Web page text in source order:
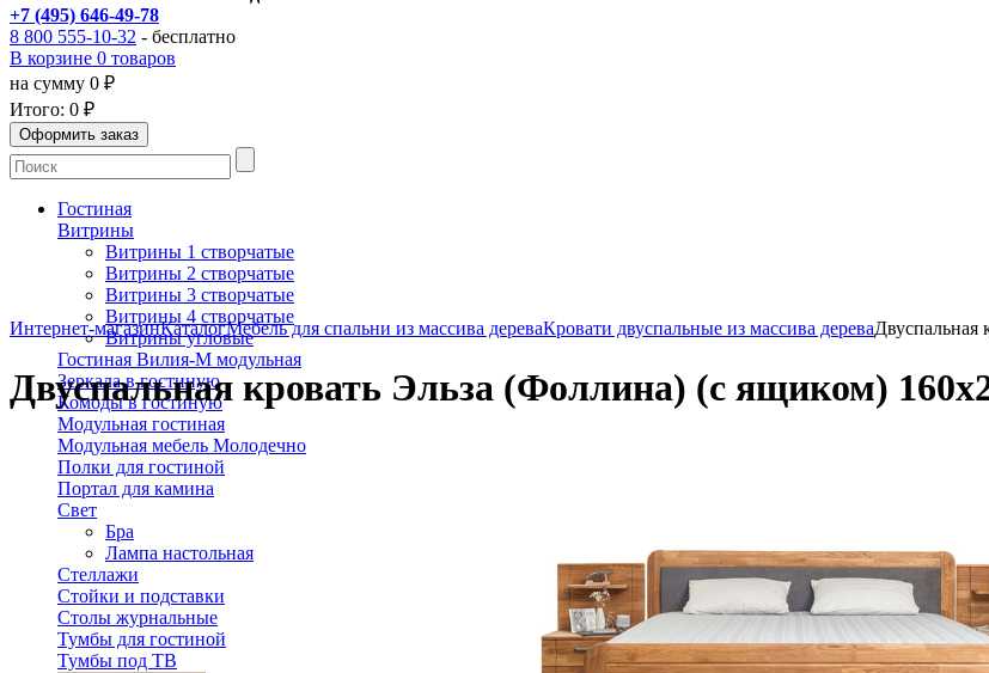
+7 (495) 646-49-78
8 800 555-10-32 - бесплатно
В корзине 0 товаров
на сумму 0 ₽
Итого: 0 ₽
Гостиная
Витрины
Витрины 1 створчатые
Витрины 2 створчатые
Витрины 3 створчатые
Витрины 4 створчатые
Витрины угловые
Гостиная Вилия-М модульная
Зеркала в гостиную
Комоды в гостиную
Модульная гостиная
Модульная мебель Молодечно
Полки для гостиной
Портал для камина
Свет
Бра
Лампа настольная
Стеллажи
Стойки и подставки
Столы журнальные
Тумбы для гостиной
Тумбы под ТВ
Интернет-магазинКаталогМебель для спальни из массива дереваКровати двуспальные из массива дереваДвуспальная
Двуспальная кровать Эльза (Фоллина) (с ящиком)